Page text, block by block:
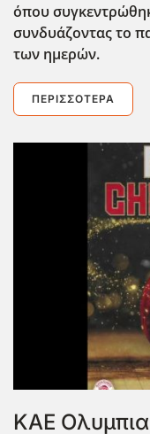
όπου
συνδυάζοντας το
των ημερών.
ΠΕΡΙΣΣΌΤΕΡΑ
ΚΑΕ